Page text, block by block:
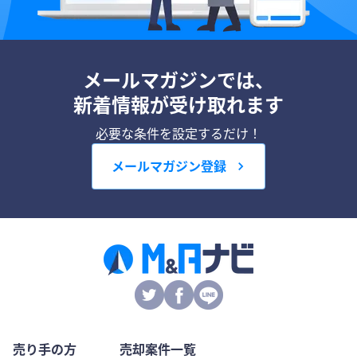
メールマガジンでは、
新着情報が受け取れます
必要な条件を設定するだけ！
メールマガジン登録
売り手の方
売却案件一覧